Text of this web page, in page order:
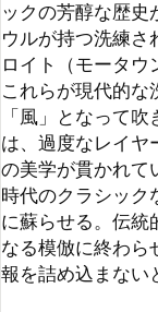
時代のクラシック
に蘇らせる。伝統
なる模倣に終わら
報を詰め込まない
アルバム全体を貫
（スペース）」の
縮されたサウンド
各楽器の「トラン
に十分な呼吸の場
聴き手のイマジネ
いない音までもが